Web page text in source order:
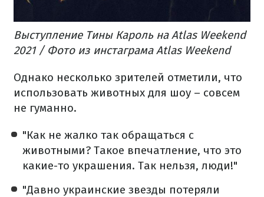
Выступление Тины Кароль на Atlas Weekend
2021 / Фото из инстаграма Atlas Weekend
Однако несколько зрителей отметили, что
использовать животных для шоу – совсем
не гуманно.
"Как не жалко так обращаться с
животными? Такое впечатление, что это
какие-то украшения. Так нельзя, люди!"
"Давно украинские звезды потеряли